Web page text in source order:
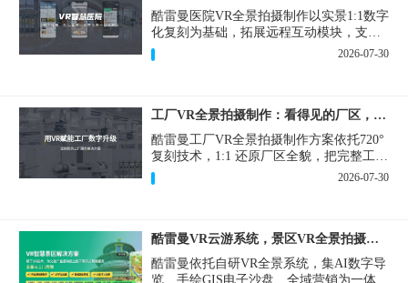
酷雷曼医院VR全景拍摄制作以实景1:1数字
化复刻为基础，拓展远程互动模块，支持
定制，轻量化搭建部署，可挂载在公众
号、官网等线上平台。
2026-07-30
工厂VR全景拍摄制作：看得见的厂区，省下来的成本
酷雷曼工厂VR全景拍摄制作方案依托720°
复刻技术，1:1 还原厂区全貌，把完整工厂
搬进手机、电脑大屏，既是工厂对外拓客
的数字化名片，也是内部管理、人员培训
2026-07-30
酷雷曼VR云游系统，景区VR全景拍摄制作一站式落地
酷雷曼依托自研VR全景系统，集AI数字导
览、手绘GIS电子沙盘、全域营销为一体，